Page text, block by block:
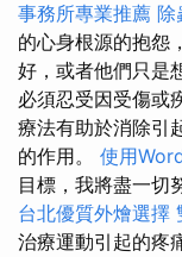
事務所專業推薦 除
的心身根源的抱怨
好，或者他們只是
必須忍受因受傷或
療法有助於消除引
的作用。 使用
目標，我將盡一切
台北優質外燴選擇
治療運動引起的疼